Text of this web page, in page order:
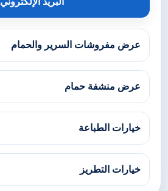
عرض مفروشات السرير والحمام
عرض منشفة حمام
خيارات الطباعة
خيارات التطريز